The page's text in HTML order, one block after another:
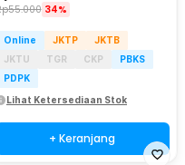
55.000 34%
Online JKTP
JKTB
JKTU
TGR CKP
PBKS
PDPK
Lihat Ketersediaan Stok
+ Keranjang